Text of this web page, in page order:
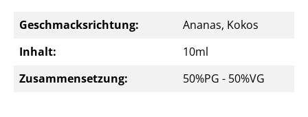
Geschmacksrichtung:
Ananas, Kokos
Inhalt:
10ml
Zusammensetzung:
50%PG - 50%VG